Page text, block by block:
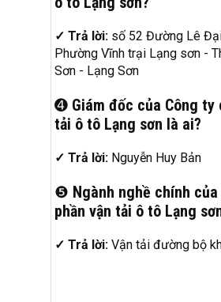
✓ Trả lời: số 52 Đường Lê
Phường Vĩnh trại Lạng sơn -
Sơn - Lạng Sơn
➍ Giám đốc của Công ty
tải ô tô Lạng sơn là ai?
✓ Trả lời: Nguyễn Huy Bản
❺ Ngành nghề chính
phần vận tải ô tô Lạng
✓ Trả lời: Vận tải đường bộ